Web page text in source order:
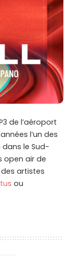
de l’aéroport
l’un des
le Sud-
open air de
des artistes
ou